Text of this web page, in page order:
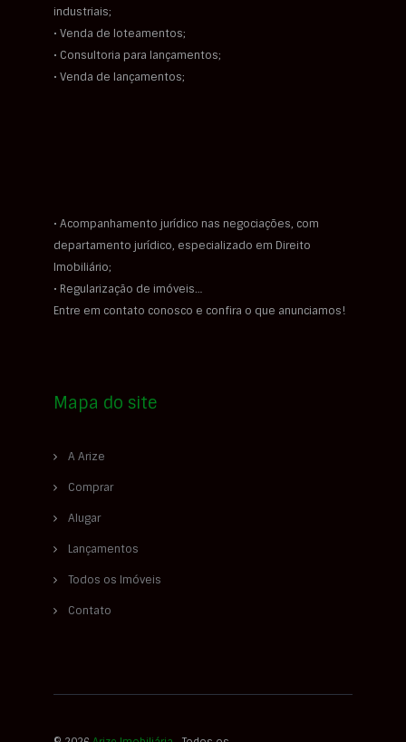
industriais;
• Venda de loteamentos;
• Consultoria para lançamentos;
• Venda de lançamentos;
• Acompanhamento jurídico nas negociações, com
departamento jurídico, especializado em Direito
Imobiliário;
• Regularização de imóveis…
Entre em contato conosco e confira o que anunciamos!
Mapa do site
A Arize
Comprar
Alugar
Lançamentos
Todos os Imóveis
Contato